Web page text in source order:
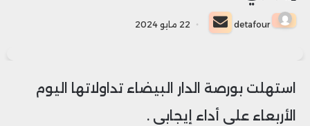
detafour
أرسل
بريدا
22 مايو 2024
استهلت بورصة الدار البيضاء تداولاتها اليوم
الأربعاء على أداء إيجابي .